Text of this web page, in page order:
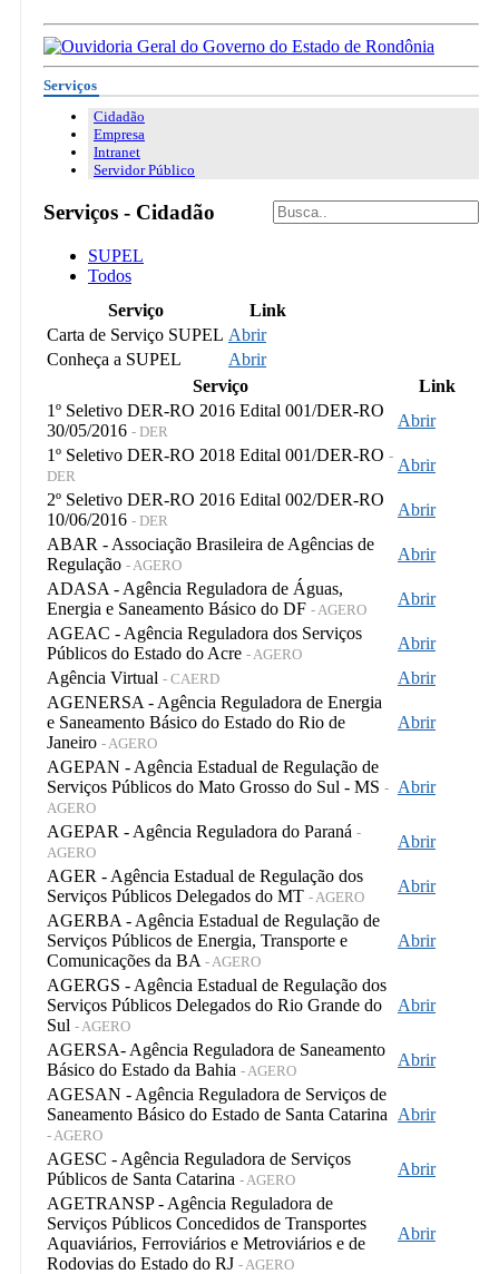
Serviços
Cidadão
Empresa
Intranet
Servidor Público
Serviços - Cidadão
SUPEL
Todos
Serviço
Link
Carta de Serviço SUPEL Abrir
Conheça a SUPEL
Abrir
Serviço
Link
1º Seletivo DER-RO 2016 Edital 001/DER-RO
30/05/2016 - DER
Abrir
1º Seletivo DER-RO 2018 Edital 001/DER-RO -
DER
Abrir
2º Seletivo DER-RO 2016 Edital 002/DER-RO
10/06/2016 - DER
Abrir
ABAR - Associação Brasileira de Agências de
Regulação - AGERO
Abrir
ADASA - Agência Reguladora de Águas,
Energia e Saneamento Básico do DF - AGERO
Abrir
AGEAC - Agência Reguladora dos Serviços
Públicos do Estado do Acre - AGERO
Abrir
Agência Virtual - CAERD
Abrir
AGENERSA - Agência Reguladora de Energia
e Saneamento Básico do Estado do Rio de
Janeiro - AGERO
Abrir
AGEPAN - Agência Estadual de Regulação de
Serviços Públicos do Mato Grosso do Sul - MS -
AGERO
Abrir
AGEPAR - Agência Reguladora do Paraná -
AGERO
Abrir
AGER - Agência Estadual de Regulação dos
Serviços Públicos Delegados do MT - AGERO
Abrir
AGERBA - Agência Estadual de Regulação de
Serviços Públicos de Energia, Transporte e
Comunicações da BA - AGERO
Abrir
AGERGS - Agência Estadual de Regulação dos
Serviços Públicos Delegados do Rio Grande do
Sul - AGERO
Abrir
AGERSA- Agência Reguladora de Saneamento
Básico do Estado da Bahia - AGERO
Abrir
AGESAN - Agência Reguladora de Serviços de
Saneamento Básico do Estado de Santa Catarina
- AGERO
Abrir
AGESC - Agência Reguladora de Serviços
Públicos de Santa Catarina - AGERO
Abrir
AGETRANSP - Agência Reguladora de
Serviços Públicos Concedidos de Transportes
Aquaviários, Ferroviários e Metroviários e de
Rodovias do Estado do RJ - AGERO
Abrir